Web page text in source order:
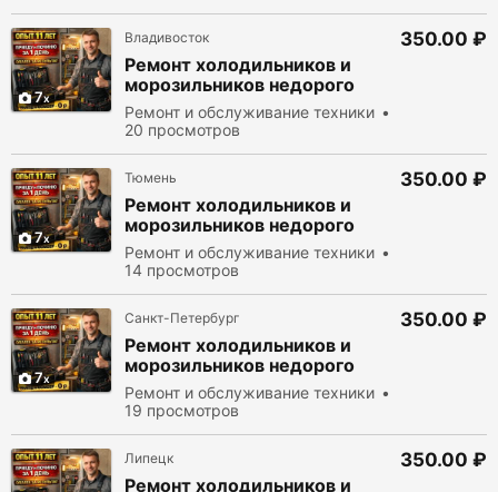
7
Владивосток
Ремонт холодильников и
морозильников недорого
Ремонт и обслуживание техники
20 просмотров
350.00 ₽
7
Тюмень
Ремонт холодильников и
морозильников недорого
Ремонт и обслуживание техники
14 просмотров
350.00 ₽
7
Санкт-Петербург
Ремонт холодильников и
морозильников недорого
Ремонт и обслуживание техники
19 просмотров
350.00 ₽
Липецк
Ремонт холодильников и
350.00 ₽